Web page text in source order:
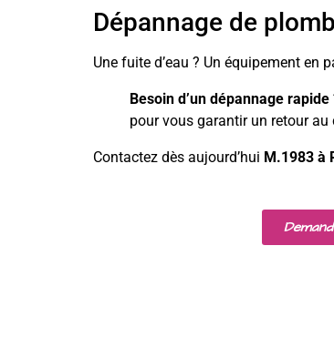
Dépannage de
Une fuite d’eau ? Un équipement en
Besoin d’un dépannage rapide
pour vous garantir un retour
Contactez dès aujourd’hui M.1983 à